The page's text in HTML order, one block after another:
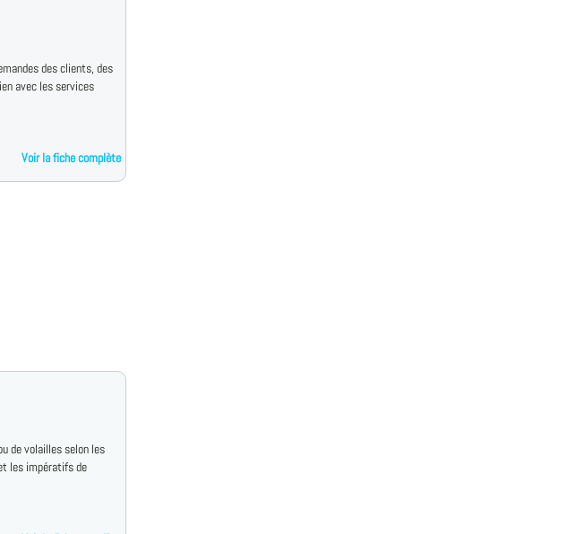
des clients, des
avec les services
Voir la fiche complète
de volailles selon les
les impératifs de